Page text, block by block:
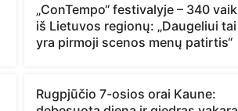
„ConTempo“ festivalyje – 340
iš Lietuvos regionų: „Daugeliui tai
yra pirmoji scenos menų patirtis“
Rugpjūčio 7-osios orai Kaune: